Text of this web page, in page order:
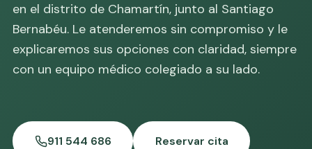
en el distrito de Chamartín, junto al Santiago
Bernabéu. Le atenderemos sin compromiso y le
explicaremos sus opciones con claridad, siempre
con un equipo médico colegiado a su lado.
911 544 686 Reservar cita